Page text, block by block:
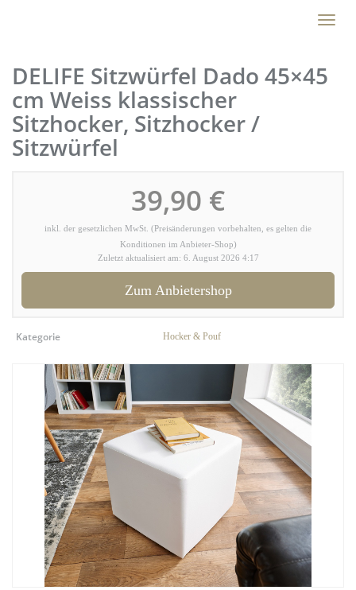
Toggle
DELIFE Sitzwürfel Dado 45×45
cm Weiss klassischer
Sitzhocker, Sitzhocker /
Sitzwürfel
39,90 €
inkl. der gesetzlichen MwSt. (Preisänderungen vorbehalten, es gelten die
Konditionen im Anbieter-Shop)
Zuletzt aktualisiert am: 6. August 2026 4:17
Zum Anbietershop
Kategorie Hocker & Pouf